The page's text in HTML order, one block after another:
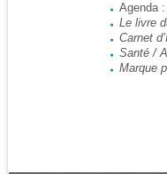
Agenda
Le livre
Carnet
Santé /
Marque